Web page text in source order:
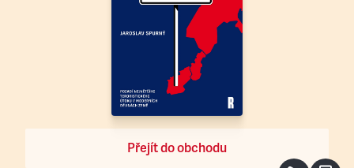
Přejít do obchodu